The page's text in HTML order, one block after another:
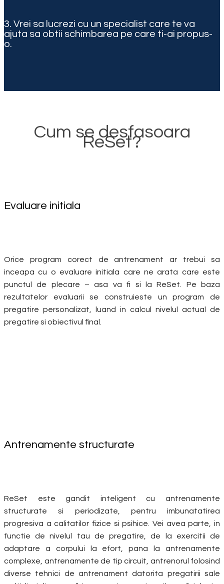
3. Vrei sa lucrezi cu un specialist care te va
ajuta sa obtii schimbarea pe care ti-ai propus-
o.
Cum se desfasoara
ReSet?
Evaluare initiala
Orice program corect de antrenament ar trebui sa
inceapa cu o evaluare initiala care ne arata care este
punctul de plecare – asa va fi si la ReSet. Pe baza
rezultatelor evaluarii se construieste un program de
pregatire personalizat, luand in calcul nivelul actual de
pregatire si obiectivul final.
Antrenamente structurate
ReSet este gandit inteligent cu antrenamente
structurate si periodizate, pentru imbunatatirea
progresiva a calitatilor fizice si psihice. Vei avea parte, in
functie de nivelul tau de pregatire, de la exercitii de
adaptare a corpului la efort, pana la antrenamente
complexe, antrenamente de tip circuit, antrenorul folosind
diverse tehnici de antrenament datorita pregatirii sale